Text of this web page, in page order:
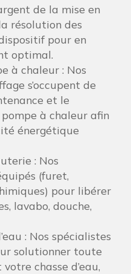
de la mise en
résolution des
pour en
optimal.
à chaleur : Nos
s’occupent de
et le
à chaleur afin
énergétique
: Nos
(furet,
pour libérer
lavabo, douche,
: Nos spécialistes
solutionner toute
chasse d’eau,